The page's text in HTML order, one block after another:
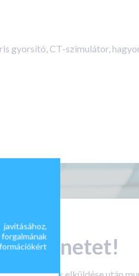
gyorsító, CT-szimulátor,
üzenetet!